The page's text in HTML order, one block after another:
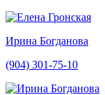
Ирина Богданова
(904) 301-75-10